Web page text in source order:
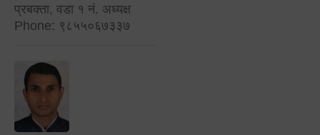
प्रबक्ता, वडा १ नं. अध्यक्ष
Phone: ९८५५०६७३३७